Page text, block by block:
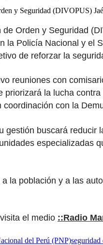
y Seguridad (DIVOPUS)
Orden y Seguridad
la Policía Nacional y el
de reforzar la
reuniones con
priorizará la lucha
con la
gestión buscará
especializadas
la población y a las
el medio ::Radio
del Perú (PNP)seguridad